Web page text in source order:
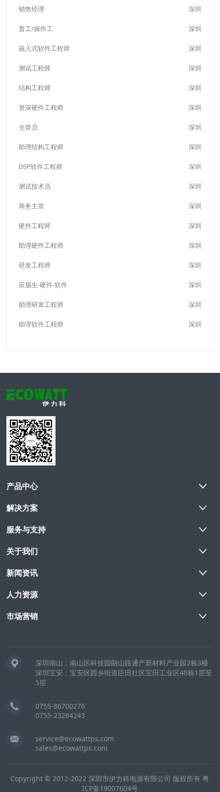
销售经理 深圳
普工/操作工 深圳
嵌入式软件工程师 深圳
测试工程师 深圳
结构工程师 深圳
资深硬件工程师 深圳
仓管员 深圳
助理结构工程师 深圳
DSP软件工程师 深圳
测试技术员 深圳
商务主管 深圳
硬件工程师 深圳
助理硬件工程师 深圳
研发工程师 深圳
应届生-硬件-软件 深圳
助理研发工程师 深圳
助理软件工程师 深圳
产品中心
解决方案
服务与支持
关于我们
新闻资讯
人力资源
市场营销
深圳南山：南山区科技园朗山路通产新材料产业园2栋3楼
深圳宝安：宝安区西乡街道臣田社区宝田工业区48栋1层至
5层
0755-86700276
0755-23284243
service@ecowattps.com
sales@ecowattps.com
Copyright © 2012-2022 深圳市伊力科电源有限公司 版权所有 粤
ICP备19007604号